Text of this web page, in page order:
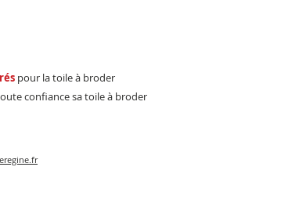
pour la toile à broder
confiance sa toile à broder